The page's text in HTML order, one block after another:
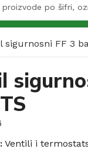
sigurnosni FF 3
Ventili i